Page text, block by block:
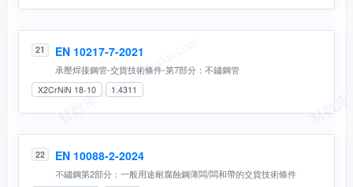
21 EN 10217-7-2021
承壓焊接鋼管-交貨技術條件-第7部分：不鏽鋼管
X2CrNiN 18-10 1.4311
22 EN 10088-2-2024
不鏽鋼第2部分：一般⽤途耐腐蝕鋼薄闆/闆和帶的交貨技術條件